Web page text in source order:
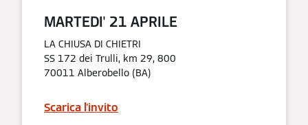
MARTEDI' 21 APRILE​
LA CHIUSA DI CHIETRI
SS 172 dei Trulli, km 29, 800
70011 Alberobello (BA)
Scarica l'invito